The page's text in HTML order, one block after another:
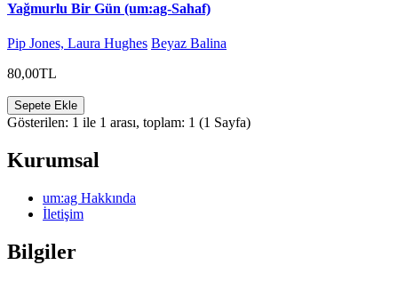
Yağmurlu Bir Gün (um:ag-Sahaf)
Pip Jones, Laura Hughes Beyaz Balina
80,00TL
Sepete Ekle
Gösterilen: 1 ile 1 arası, toplam: 1 (1 Sayfa)
Kurumsal
um:ag Hakkında
İletişim
Bilgiler